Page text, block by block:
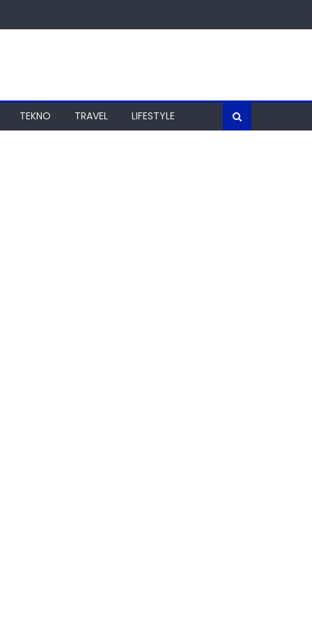
TEKNO TRAVEL LIFESTYLE